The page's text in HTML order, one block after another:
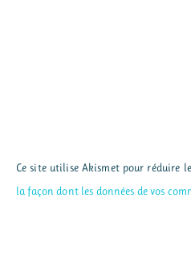
Ce site utilise Akismet pour réduire
la façon dont les données de vos